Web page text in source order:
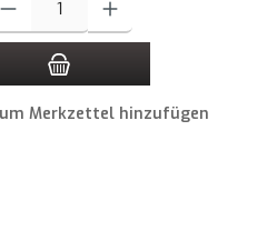
Merkzettel hinzufügen